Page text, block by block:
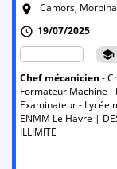
room
Camors,
schedule 19/07/2025
school
Chef mécanicien -
Formateur Machine -
Examinateur - Lycée
ENMM Le Havre |
ILLIMITE